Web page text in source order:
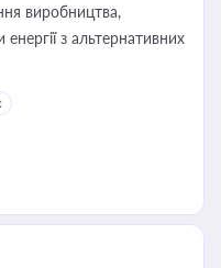
виробництва,
з альтернативних